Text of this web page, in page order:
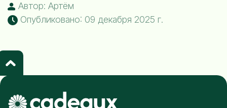
Автор: Артём
Опубликовано: 09 декабря 2025 г.